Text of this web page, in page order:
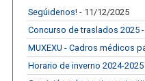
Segúidenos! - 11/12/2025
Concurso de traslados 2025
MUXEXU - Cadros médicos
Horario de inverno 2024-2025